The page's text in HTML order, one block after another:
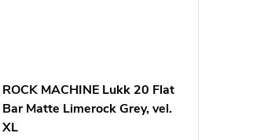
ROCK MACHINE Lukk 20 Flat
Bar Matte Limerock Grey, vel.
XL